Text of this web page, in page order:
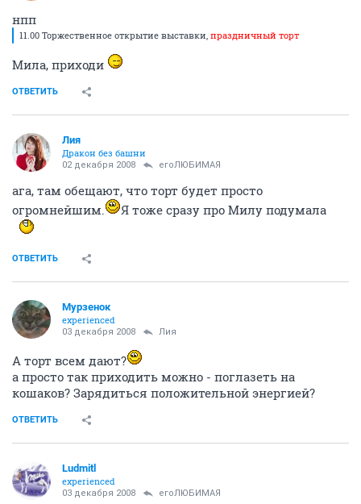
нпп
11.00 Торжественное открытие выставки, праздничный торт
Мила, приходи
ОТВЕТИТЬ
Лия
Дракон без башни
02 декабря 2008 егоЛЮБИМАЯ
ага, там обещают, что торт будет просто
огромнейшим.
Я тоже сразу про Милу подумала
ОТВЕТИТЬ
Мурзенок
experienced
03 декабря 2008 Лия
А торт всем дают?
а просто так приходить можно - поглазеть на
кошаков? Зарядиться положительной энергией?
ОТВЕТИТЬ
Ludmitl
experienced
03 декабря 2008 егоЛЮБИМАЯ